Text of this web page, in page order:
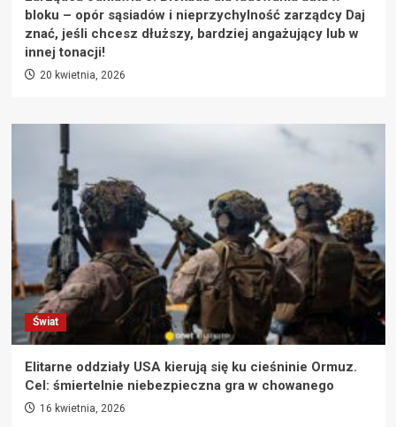
bloku – opór sąsiadów i nieprzychylność zarządcy Daj
znać, jeśli chcesz dłuższy, bardziej angażujący lub w
innej tonacji!
20 kwietnia, 2026
Świat
Elitarne oddziały USA kierują się ku cieśninie Ormuz.
Cel: śmiertelnie niebezpieczna gra w chowanego
16 kwietnia, 2026